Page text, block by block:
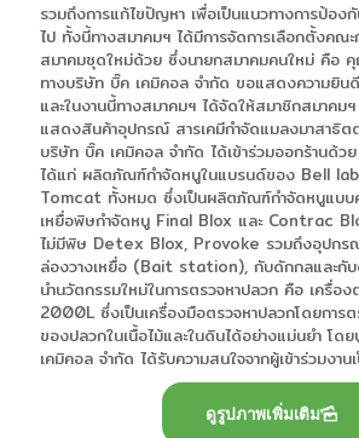
รวมถึงการแก้ไขปัญหา เพื่อเป็นแนวทางการป้อง
ไป ทั้งนี้ทางสมาคมฯ ได้มีการจัดการเลือกตั้งคณะ
สมาคมชุดใหม่ด้วย ซึ่งนายกสมาคมคนใหม่ คือ
ทางบริษัท บิ๊ค เคมิคอล จำกัด ขอแสดงความยิน
และในงานนี้ทางสมาคมฯ ได้จัดให้สมาชิกสมาคม
แสดงสินค้าอุปกรณ์ สารเคมีกำจัดแมลงมาสาธิ
บริษัท บิ๊ค เคมิคอล จำกัด ได้เข้าร่วมออกร้านด้
ได้แก่ ผลิตภัณฑ์กำจัดหนูในแบรนด์ของ Bell
Tomcat ทั้งหมด ซึ่งเป็นผลิตภัณฑ์กำจัดหนูแบบ
เหยื่อพิษกำจัดหนู Final Blox และ Contrac
ไม่มีพิษ Detex Blox, Provoke รวมถึงอุปกรณ์
ล่องวางเหยื่อ (Bait station), กับดักกลและกั
นำนวัตกรรมใหม่ในการตรวจหาปลวก คือ เครื่อ
2000L ซึ่งเป็นเครื่องมือตรวจหาปลวกโดยการ
ของปลวกในเนื้อไม้และในดินได้อย่างแม่นยำ โ
เคมิคอล จำกัด ได้รับความสนใจจากผู้เข้าร่วมงาน
ดูรูปภาพเพิ่มเติม